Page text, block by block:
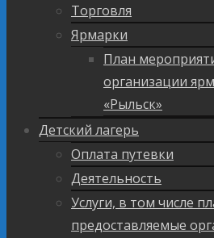
Торговля
Ярмарки
План
организации
«Рыльск»
Детский лагерь
Оплата путевки
Деятельность
Услуги, в том числе
предоставляемые